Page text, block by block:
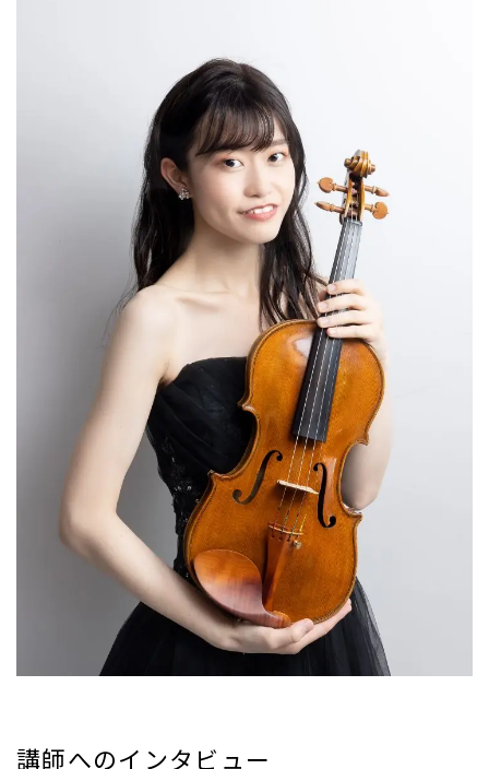
講師へのインタビュー